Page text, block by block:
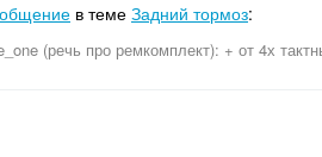
в теме Задний тормоз:
(речь про ремкомплект): + от 4х